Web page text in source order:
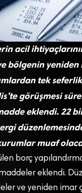
acil
bölgenin yeniden
tek
görüşmesi
eklendi. 22
muaf
borç
eklendi.
ve yeniden imar